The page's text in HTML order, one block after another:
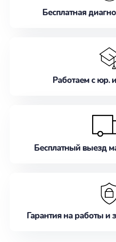
Бесплатная
Работаем с юр.
Бесплатный выезд
Гарантия на работы и